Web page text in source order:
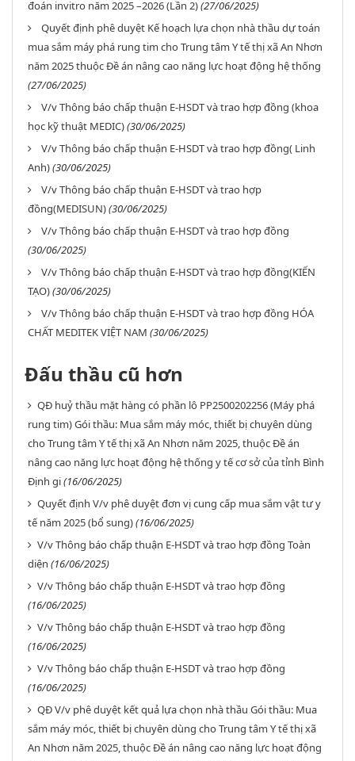
đoán invitro năm 2025 –2026 (Lần 2)(27/06/2025)
Quyết định phê duyệt Kế hoạch lựa chọn nhà thầu dự toán
mua sắm máy phá rung tim cho Trung tâm Y tế thị xã An Nhơn
năm 2025 thuộc Đề án nâng cao năng lực hoạt động hệ thống
(27/06/2025)
V/v Thông báo chấp thuận E-HSDT và trao hợp đồng (khoa
học kỹ thuật MEDIC)(30/06/2025)
V/v Thông báo chấp thuận E-HSDT và trao hợp đồng( Linh
Anh)(30/06/2025)
V/v Thông báo chấp thuận E-HSDT và trao hợp
đồng(MEDISUN)(30/06/2025)
V/v Thông báo chấp thuận E-HSDT và trao hợp đồng
(30/06/2025)
V/v Thông báo chấp thuận E-HSDT và trao hợp đồng(KIẾN
TẠO)(30/06/2025)
V/v Thông báo chấp thuận E-HSDT và trao hợp đồng HÓA
CHẤT MEDITEK VIỆT NAM (30/06/2025)
Đấu thầu cũ hơn
QĐ huỷ thầu mặt hàng có phần lô PP2500202256 (Máy phá
rung tim) Gói thầu: Mua sắm máy móc, thiết bị chuyên dùng
cho Trung tâm Y tế thị xã An Nhơn năm 2025, thuộc Đề án
nâng cao năng lực hoạt động hệ thống y tế cơ sở của tỉnh Bình
Định gi(16/06/2025)
Quyết định V/v phê duyệt đơn vị cung cấp mua sắm vật tư y
tế năm 2025 (bổ sung)(16/06/2025)
V/v Thông báo chấp thuận E-HSDT và trao hợp đồng Toàn
diện (16/06/2025)
V/v Thông báo chấp thuận E-HSDT và trao hợp đồng
(16/06/2025)
V/v Thông báo chấp thuận E-HSDT và trao hợp đồng
(16/06/2025)
V/v Thông báo chấp thuận E-HSDT và trao hợp đồng
(16/06/2025)
QĐ V/v phê duyệt kết quả lựa chọn nhà thầu Gói thầu: Mua
sắm máy móc, thiết bị chuyên dùng cho Trung tâm Y tế thị xã
An Nhơn năm 2025, thuộc Đề án nâng cao năng lực hoạt động